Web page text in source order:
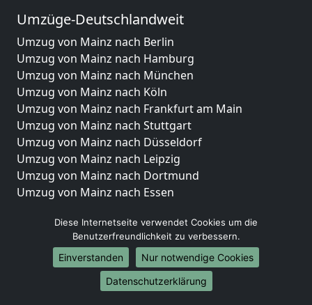
Umzüge-Deutschlandweit
Umzug von Mainz nach Berlin
Umzug von Mainz nach Hamburg
Umzug von Mainz nach München
Umzug von Mainz nach Köln
Umzug von Mainz nach Frankfurt am Main
Umzug von Mainz nach Stuttgart
Umzug von Mainz nach Düsseldorf
Umzug von Mainz nach Leipzig
Umzug von Mainz nach Dortmund
Umzug von Mainz nach Essen
Umzug von Mainz nach Dresden
Umzug von Mainz nach Hannover
Umzug von Mainz nach Nürnberg
Umzug von Mainz nach Duisburg
Umzug von Mainz nach Bochum
Diese Internetseite verwendet Cookies um die
Benutzerfreundlichkeit zu verbessern.
Einverstanden
Nur notwendige Cookies
Datenschutzerklärung